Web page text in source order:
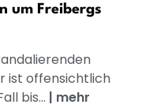
um Freibergs
ist offensichtlich
bis... | mehr